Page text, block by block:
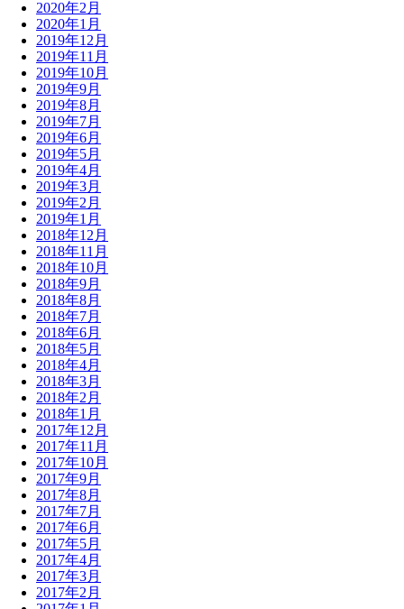
2020年2月
2020年1月
2019年12月
2019年11月
2019年10月
2019年9月
2019年8月
2019年7月
2019年6月
2019年5月
2019年4月
2019年3月
2019年2月
2019年1月
2018年12月
2018年11月
2018年10月
2018年9月
2018年8月
2018年7月
2018年6月
2018年5月
2018年4月
2018年3月
2018年2月
2018年1月
2017年12月
2017年11月
2017年10月
2017年9月
2017年8月
2017年7月
2017年6月
2017年5月
2017年4月
2017年3月
2017年2月